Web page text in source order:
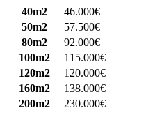
40m2
46.000€
50m2
57.500€
80m2
92.000€
100m2
115.000€
120m2
120.000€
160m2
138.000€
200m2
230.000€